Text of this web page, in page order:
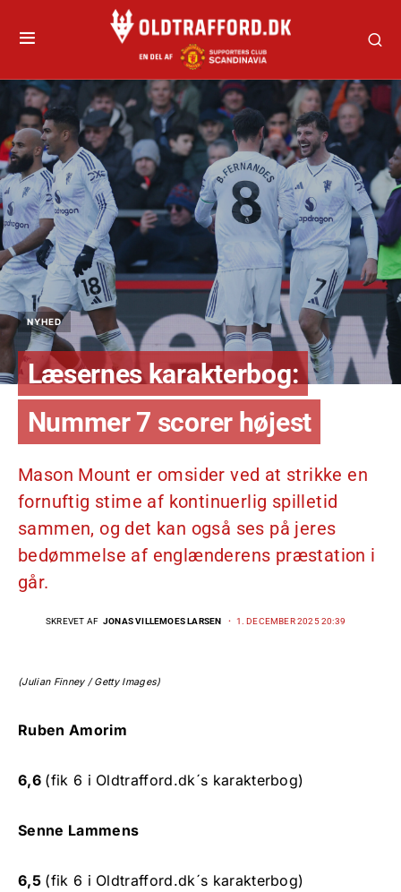
NYHED
Læsernes karakterbog:
Nummer 7 scorer højest
Mason Mount er omsider ved at strikke en
fornuftig stime af kontinuerlig spilletid
sammen, og det kan også ses på jeres
bedømmelse af englænderens præstation i
går.
SKREVET AF JONAS VILLEMOES LARSEN 1. DECEMBER 2025 20:39
(Julian Finney / Getty Images)
Ruben Amorim
6,6 (fik 6 i Oldtrafford.dk´s karakterbog)
Senne Lammens
6,5 (fik 6 i Oldtrafford.dk´s karakterbog)